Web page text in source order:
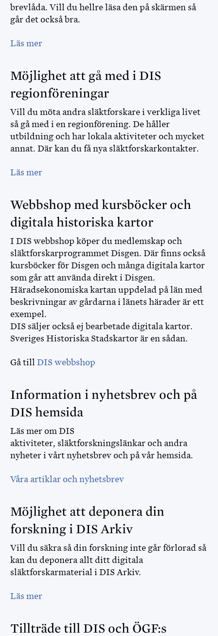
brevlåda. Vill du hellre läsa den på skärmen så
går det också bra.
Läs mer
Möjlighet att gå med i DIS
regionföreningar
Vill du möta andra släktforskare i verkliga livet
så gå med i en regionförening. De håller
utbildning och har lokala aktiviteter och mycket
annat. Där kan du få nya släktforskarkontakter.
Läs mer
Webbshop med kursböcker och
digitala historiska kartor
I DIS webbshop köper du medlemskap och
släktforskarprogrammet Disgen. Där finns också
kursböcker för Disgen och många digitala kartor
som går att använda direkt i Disgen.
Häradsekonomiska kartan uppdelad på län med
beskrivningar av gårdarna i länets härader är ett
exempel.
DIS säljer också ej bearbetade digitala kartor.
Sveriges Historiska Stadskartor är en sådan.
Gå till DIS webbshop
Information i nyhetsbrev och på
DIS hemsida
Läs mer om DIS
aktiviteter, släktforskningslänkar och andra
nyheter i vårt nyhetsbrev och på vår hemsida.
Våra artiklar och nyhetsbrev
Möjlighet att deponera din
forskning i DIS Arkiv
Vill du säkra så din forskning inte går förlorad så
kan du deponera allt ditt digitala
släktforskarmaterial i DIS Arkiv.
Läs mer
Tillträde till DIS och ÖGF:s